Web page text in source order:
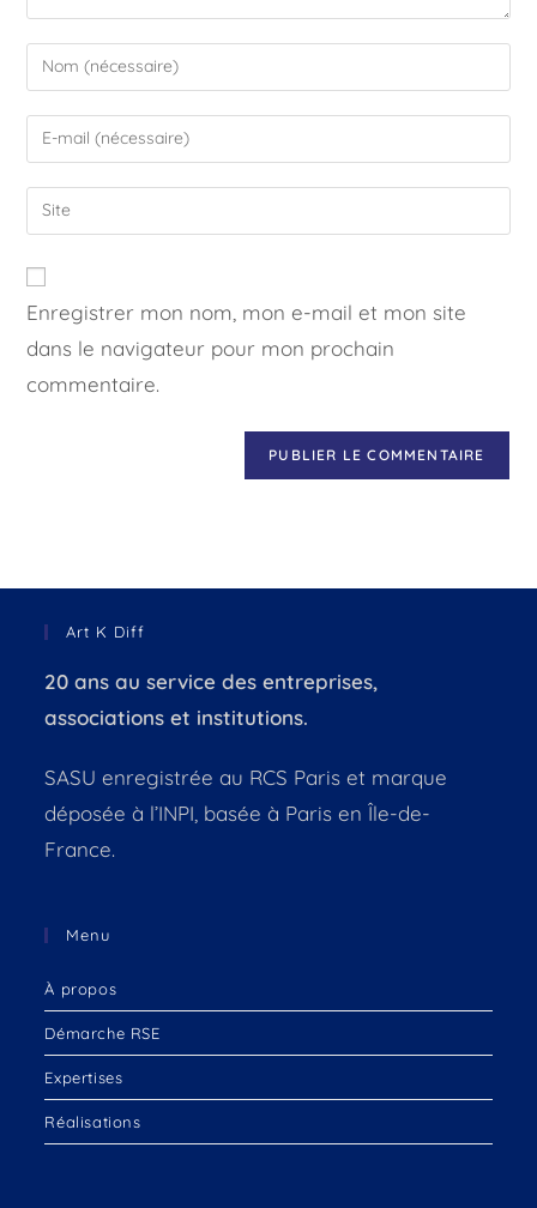
Enregistrer mon nom, mon e-mail et mon site
dans le navigateur pour mon prochain
commentaire.
Art K Diff
20 ans au service des entreprises,
associations et institutions.
SASU enregistrée au RCS Paris et marque
déposée à l’INPI, basée à Paris en Île-de-
France.
Menu
À propos
Démarche RSE
Expertises
Réalisations